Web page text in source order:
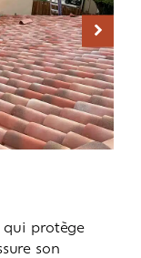
qui protège
son